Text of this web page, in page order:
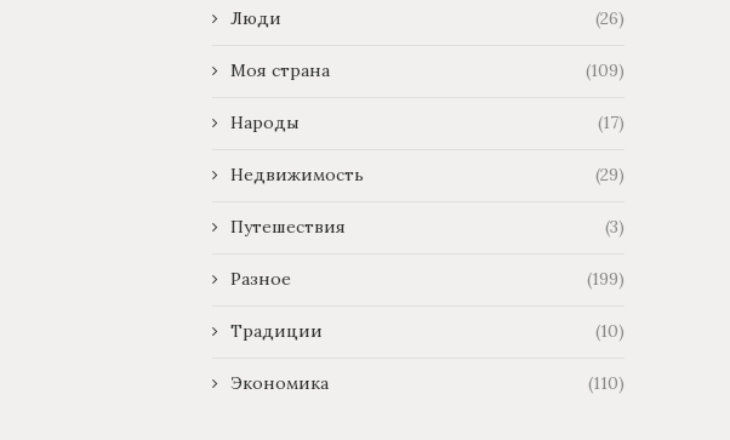
Люди (26)
Моя страна (109)
Народы (17)
Недвижимость (29)
Путешествия (3)
Разное (199)
Традиции (10)
Экономика (110)